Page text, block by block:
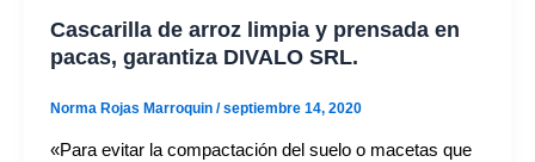
Cascarilla de arroz limpia y prensada en
pacas, garantiza DIVALO SRL.
Norma Rojas Marroquin /septiembre 14, 2020
«Para evitar la compactación del suelo o macetas que